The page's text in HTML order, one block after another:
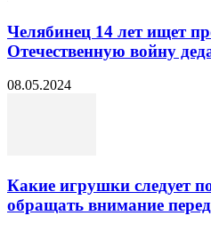
Челябинец 14 лет ищет
Отечественную войну
08.05.2024
Какие игрушки следует
обращать внимание